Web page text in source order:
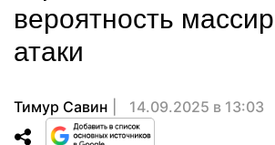
вероятность
атаки
Тимур Савин 14.09.2025 в 13:03